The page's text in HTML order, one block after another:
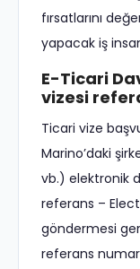
fırsatlarını
yapacak iş
E-Ticari
vizesi
Ticari vize
Marino’daki
vb.) elektronik
referans –
göndermesi
referans